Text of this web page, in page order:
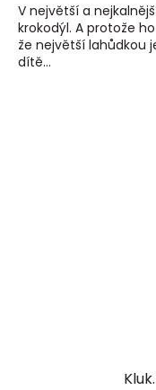
V největší a
krokodýl. A protože
že největší lahůdkou
dítě...